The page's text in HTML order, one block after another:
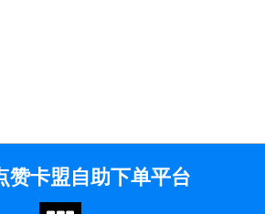
赞卡盟自助下单平台